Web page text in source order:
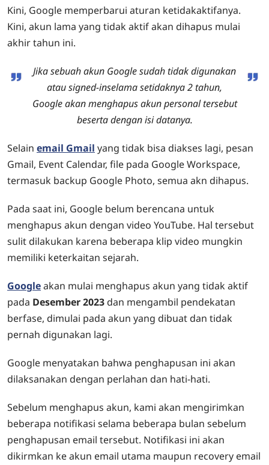
Kini, Google memperbarui aturan ketidakaktifanya.
Kini, akun lama yang tidak aktif akan dihapus mulai
akhir tahun ini.
Jika sebuah akun Google sudah tidak digunakan
atausigned-inselama setidaknya 2 tahun,
Google akanmenghapus akun personal tersebut
beserta dengan isi datanya.
Selain email Gmail yang tidak bisa diakses lagi, pesan
Gmail, Event Calendar, file pada Google Workspace,
termasuk backup Google Photo, semua akn dihapus.
Pada saat ini, Google belum berencana untuk
menghapus akun dengan video YouTube. Hal tersebut
sulit dilakukan karena beberapa klip video mungkin
memiliki keterkaitan sejarah.
Googleakan mulai menghapus akun yang tidak aktif
pada Desember 2023 dan mengambil pendekatan
berfase, dimulai pada akun yang dibuat dan tidak
pernah digunakan lagi.
Google menyatakan bahwa penghapusan ini akan
dilaksanakan dengan perlahan dan hati-hati.
Sebelum menghapus akun, kami akan mengirimkan
beberapa notifikasi selama beberapa bulan sebelum
penghapusan email tersebut. Notifikasi ini akan
dikirmkan ke akun email utama maupun recovery email